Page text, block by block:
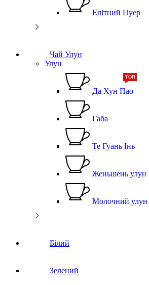
Елітний Пуер
Чай Улун
Улун
Да Хун Пао
ТОП
Габа
Те Гуань Інь
Женьшень улун
Молочний улун
Білий
Зелений